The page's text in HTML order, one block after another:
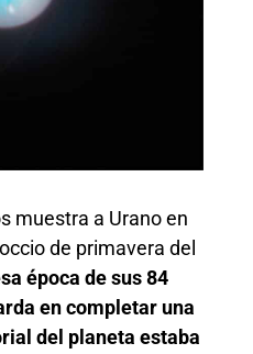
muestra a Urano en
de primavera del
época de sus 84
en completar una
del planeta estaba